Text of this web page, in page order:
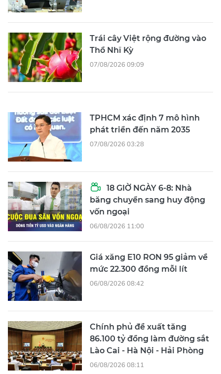
Trái cây Việt rộng đường vào
Thổ Nhĩ Kỳ
07/08/2026 09:09
TPHCM xác định 7 mô hình
phát triển đến năm 2035
07/08/2026 03:28
18 GIỜ NGÀY 6-8: Nhà
băng chuyển sang huy động
vốn ngoại
06/08/2026 11:00
Giá xăng E10 RON 95 giảm về
mức 22.300 đồng mỗi lít
06/08/2026 08:42
Chính phủ đề xuất tăng
86.100 tỷ đồng làm đường sắt
Lào Cai - Hà Nội - Hải Phòng
06/08/2026 08:11